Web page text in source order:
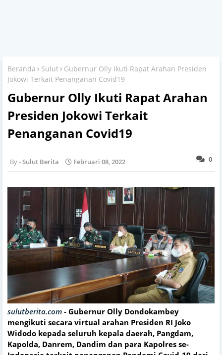
Beranda Sulut
Gubernur Olly Ikuti Rapat Arahan Presiden
Jokowi Terkait Penanganan Covid19
Gubernur Olly Ikuti Rapat Arahan
Presiden Jokowi Terkait
Penanganan Covid19
0
Sulut Berita Februari 08, 2022
sulutberita.com - Gubernur Olly Dondokambey
mengikuti secara virtual arahan Presiden RI Joko
Widodo kepada seluruh kepala daerah, Pangdam,
Kapolda, Danrem, Dandim dan para Kapolres se-